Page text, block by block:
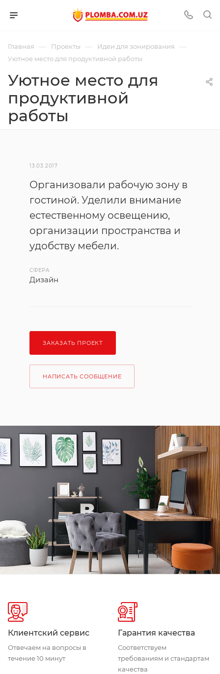
Главная — Проекты — Идеи для зонирования —
Уютное место для продуктивной работы
Уютное место для
продуктивной
работы
13.03.2017
Организовали рабочую зону в
гостиной. Уделили внимание
естественному освещению,
организации пространства и
удобству мебели.
СФЕРА
Дизайн
ЗАКАЗАТЬ ПРОЕКТ
НАПИСАТЬ СООБЩЕНИЕ
Клиентский сервис
Отвечаем на вопросы в
течение 10 минут
Гарантия качества
Соответствуем
требованиям и стандартам
качества